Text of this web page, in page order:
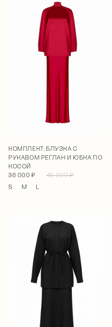
КОМПЛЕКТ: БЛУЗКА С
РУКАВОМ РЕГЛАН И ЮБКА ПО
КОСОЙ
36 000 ₽
45 000 ₽
S
M L